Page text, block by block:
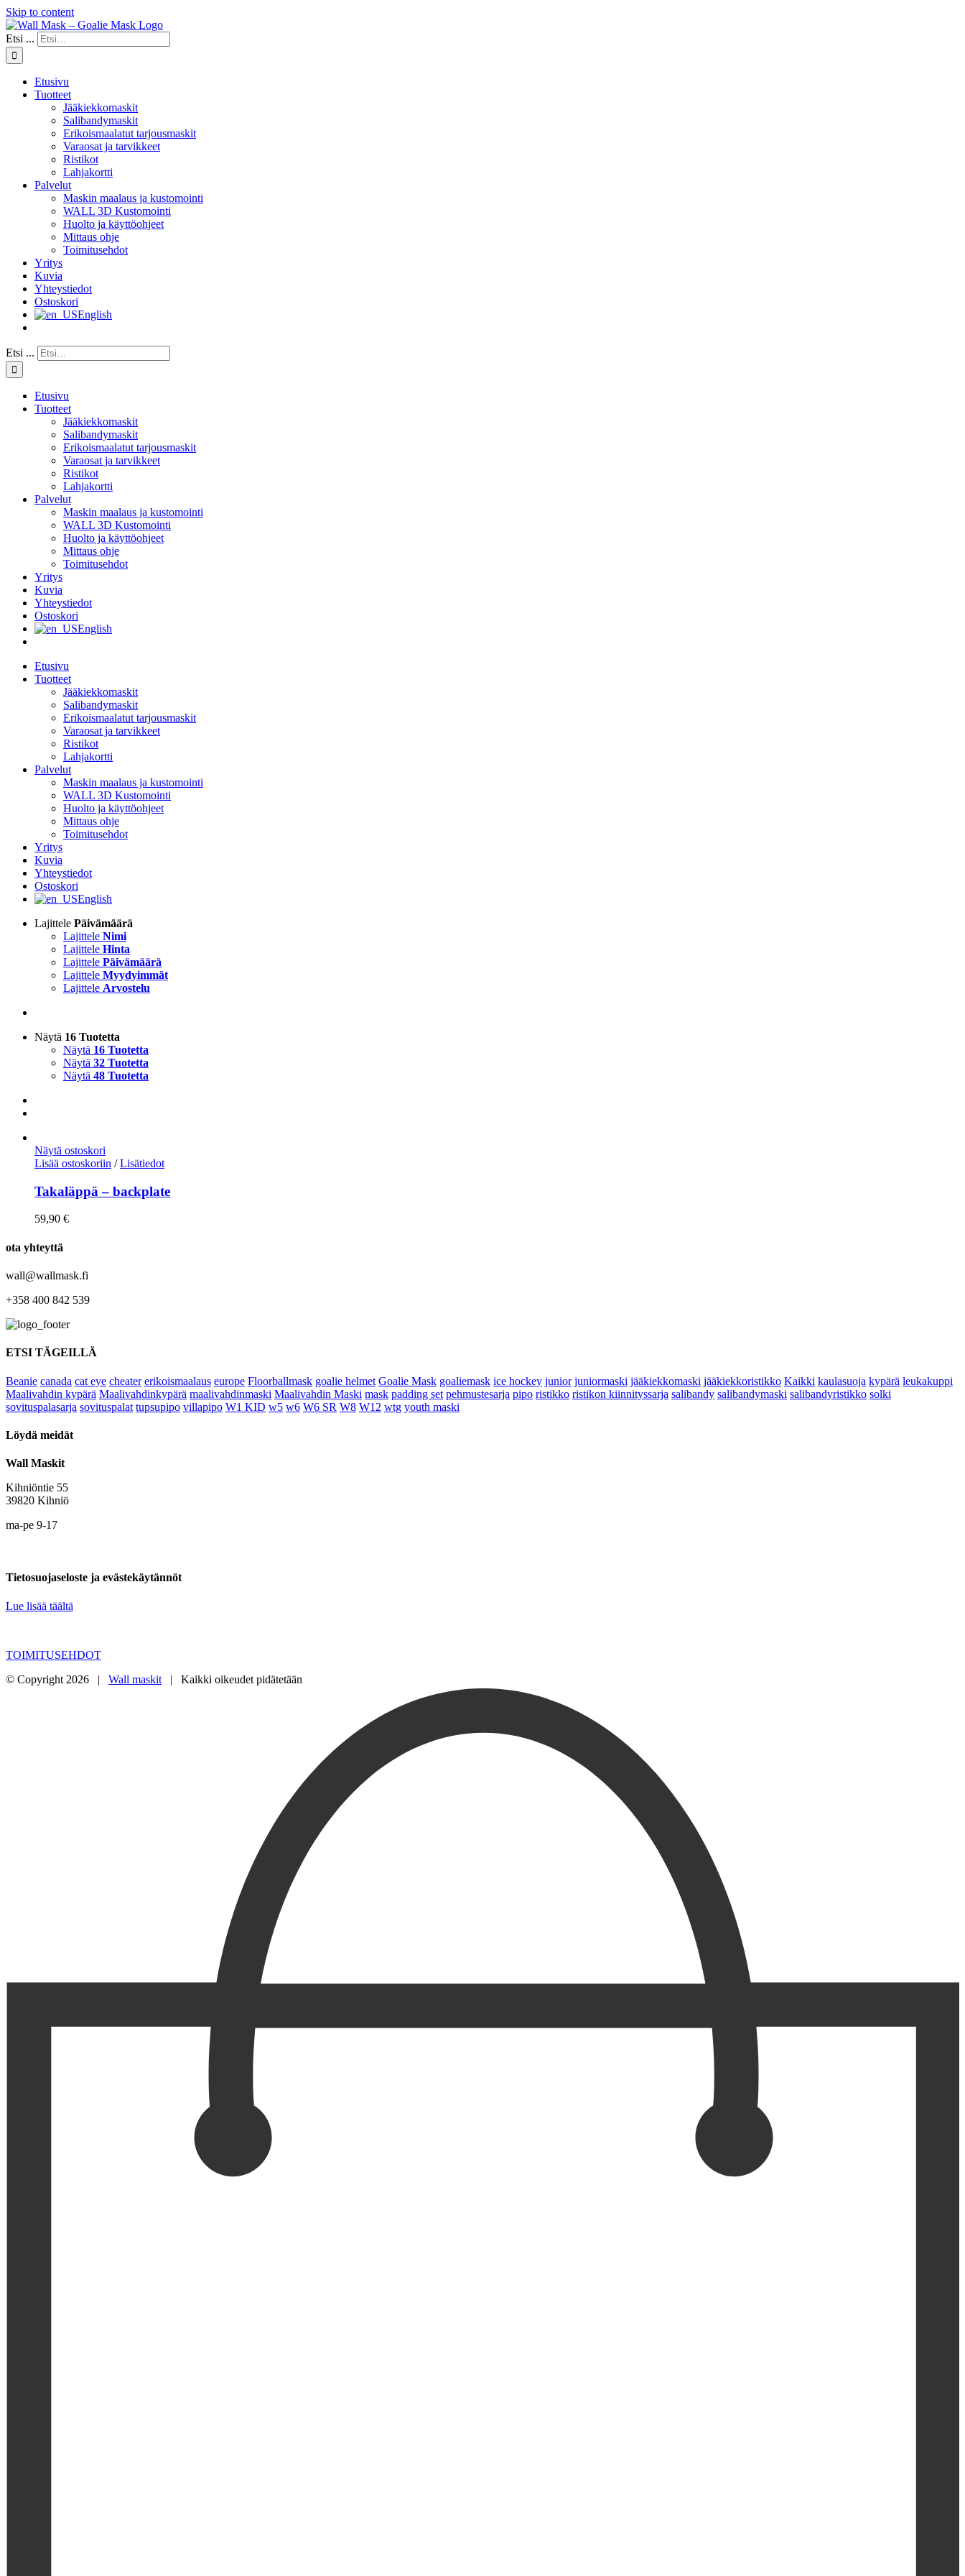
Skip to content
Etsi ...
Etusivu
Tuotteet
Jääkiekkomaskit
Salibandymaskit
Erikoismaalatut tarjousmaskit
Varaosat ja tarvikkeet
Ristikot
Lahjakortti
Palvelut
Maskin maalaus ja kustomointi
WALL 3D Kustomointi
Huolto ja käyttöohjeet
Mittaus ohje
Toimitusehdot
Yritys
Kuvia
Yhteystiedot
Ostoskori
English
Etsi ...
Etusivu
Tuotteet
Jääkiekkomaskit
Salibandymaskit
Erikoismaalatut tarjousmaskit
Varaosat ja tarvikkeet
Ristikot
Lahjakortti
Palvelut
Maskin maalaus ja kustomointi
WALL 3D Kustomointi
Huolto ja käyttöohjeet
Mittaus ohje
Toimitusehdot
Yritys
Kuvia
Yhteystiedot
Ostoskori
English
Etusivu
Tuotteet
Jääkiekkomaskit
Salibandymaskit
Erikoismaalatut tarjousmaskit
Varaosat ja tarvikkeet
Ristikot
Lahjakortti
Palvelut
Maskin maalaus ja kustomointi
WALL 3D Kustomointi
Huolto ja käyttöohjeet
Mittaus ohje
Toimitusehdot
Yritys
Kuvia
Yhteystiedot
Ostoskori
English
Lajittele Päivämäärä
Lajittele Nimi
Lajittele Hinta
Lajittele Päivämäärä
Lajittele Myydyimmät
Lajittele Arvostelu
Näytä 16 Tuotetta
Näytä 16 Tuotetta
Näytä 32 Tuotetta
Näytä 48 Tuotetta
Näytä ostoskori
Lisää ostoskoriin / Lisätiedot
Takaläppä – backplate
59,90 €
ota yhteyttä
wall@wallmask.fi
+358 400 842 539
ETSI TÄGEILLÄ
Beanie canada cat eye cheater erikoismaalaus europe Floorballmask goalie helmet Goalie Mask goaliemask ice hockey junior juniormaski jääkiekkomaski jääkiekkoristikko Kaikki kaulasuoja kypärä leukakuppi
Maalivahdin kypärä Maalivahdinkypärä maalivahdinmaski Maalivahdin Maski mask padding set pehmustesarja pipo ristikko ristikon kiinnityssarja salibandy salibandymaski salibandyristikko solki
sovituspalasarja sovituspalat tupsupipo villapipo W1 KID w5 w6 W6 SR W8 W12 wtg youth maski
Löydä meidät
Wall Maskit
Kihniöntie 55
39820 Kihniö
ma-pe 9-17
Tietosuojaseloste ja evästekäytännöt
Lue lisää täältä
TOIMITUSEHDOT
© Copyright 2026 | Wall maskit | Kaikki oikeudet pidätetään